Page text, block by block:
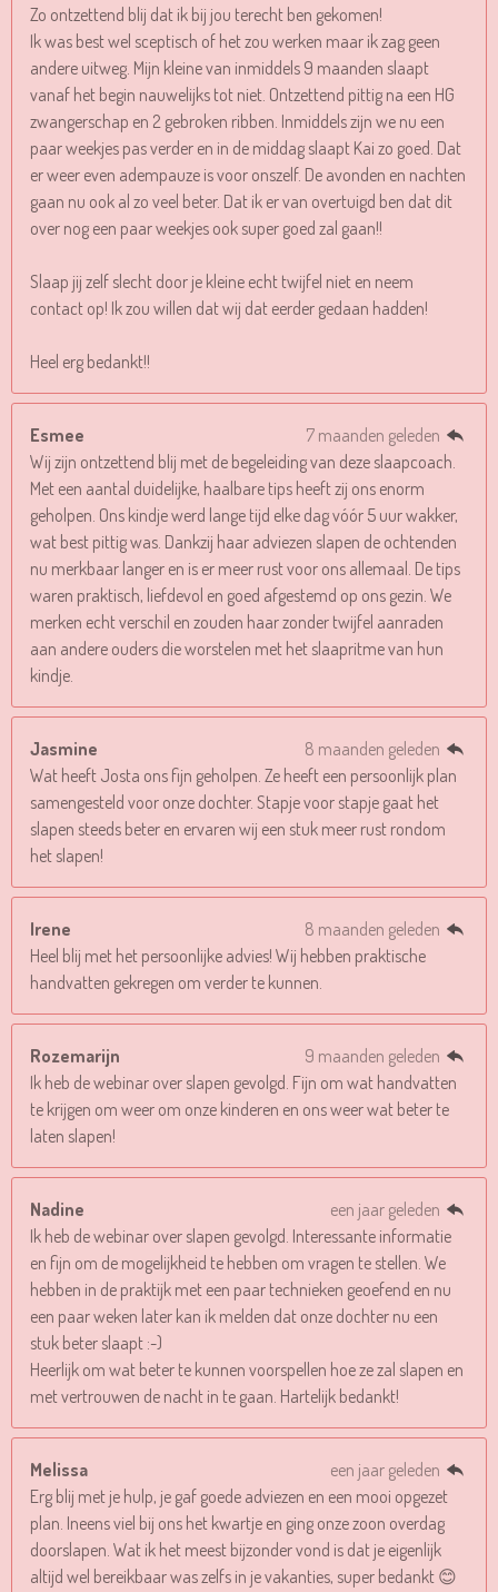
Zo ontzettend blij dat ik bij jou terecht ben gekomen!
Ik was best wel sceptisch of het zou werken maar ik zag geen
andere uitweg. Mijn kleine van inmiddels 9 maanden slaapt
vanaf het begin nauwelijks tot niet. Ontzettend pittig na een HG
zwangerschap en 2 gebroken ribben. Inmiddels zijn we nu een
paar weekjes pas verder en in de middag slaapt Kai zo goed. Dat
er weer even adempauze is voor onszelf. De avonden en nachten
gaan nu ook al zo veel beter. Dat ik er van overtuigd ben dat dit
over nog een paar weekjes ook super goed zal gaan!!
Slaap jij zelf slecht door je kleine echt twijfel niet en neem
contact op! Ik zou willen dat wij dat eerder gedaan hadden!
Heel erg bedankt!!
Esmee
7 maanden geleden
Wij zijn ontzettend blij met de begeleiding van deze slaapcoach.
Met een aantal duidelijke, haalbare tips heeft zij ons enorm
geholpen. Ons kindje werd lange tijd elke dag vóór 5 uur wakker,
wat best pittig was. Dankzij haar adviezen slapen de ochtenden
nu merkbaar langer en is er meer rust voor ons allemaal. De tips
waren praktisch, liefdevol en goed afgestemd op ons gezin. We
merken echt verschil en zouden haar zonder twijfel aanraden
aan andere ouders die worstelen met het slaapritme van hun
kindje.
Jasmine
8 maanden geleden
Wat heeft Josta ons fijn geholpen. Ze heeft een persoonlijk plan
samengesteld voor onze dochter. Stapje voor stapje gaat het
slapen steeds beter en ervaren wij een stuk meer rust rondom
het slapen!
Irene
8 maanden geleden
Heel blij met het persoonlijke advies! Wij hebben praktische
handvatten gekregen om verder te kunnen.
Rozemarijn
9 maanden geleden
Ik heb de webinar over slapen gevolgd. Fijn om wat handvatten
te krijgen om weer om onze kinderen en ons weer wat beter te
laten slapen!
Nadine
een jaar geleden
Ik heb de webinar over slapen gevolgd. Interessante informatie
en fijn om de mogelijkheid te hebben om vragen te stellen. We
hebben in de praktijk met een paar technieken geoefend en nu
een paar weken later kan ik melden dat onze dochter nu een
stuk beter slaapt :-)
Heerlijk om wat beter te kunnen voorspellen hoe ze zal slapen en
met vertrouwen de nacht in te gaan. Hartelijk bedankt!
Melissa
een jaar geleden
Erg blij met je hulp, je gaf goede adviezen en een mooi opgezet
plan. Ineens viel bij ons het kwartje en ging onze zoon overdag
doorslapen. Wat ik het meest bijzonder vond is dat je eigenlijk
altijd wel bereikbaar was zelfs in je vakanties, super bedankt 😊